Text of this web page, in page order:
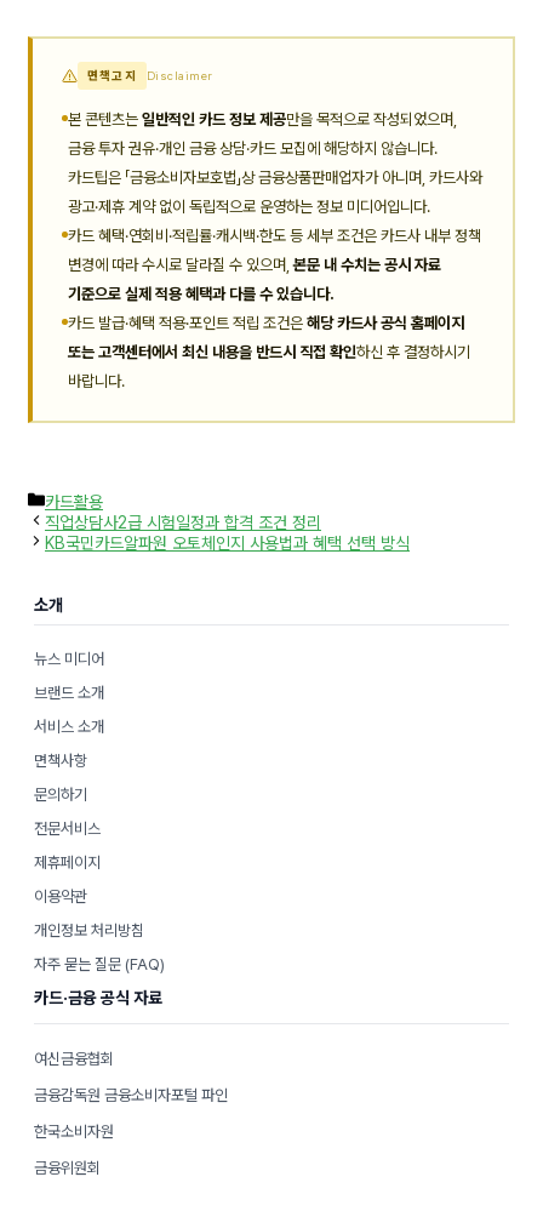
면책고지 Disclaimer
본 콘텐츠는 일반적인 카드 정보 제공만을 목적으로 작성되었으며,
금융 투자 권유·개인 금융 상담·카드 모집에 해당하지 않습니다.
카드팁은 「금융소비자보호법」상 금융상품판매업자가 아니며, 카드사와
광고·제휴 계약 없이 독립적으로 운영하는 정보 미디어입니다.
카드 혜택·연회비·적립률·캐시백·한도 등 세부 조건은 카드사 내부 정책
변경에 따라 수시로 달라질 수 있으며,본문 내 수치는 공시 자료
기준으로 실제 적용 혜택과 다를 수 있습니다.
카드 발급·혜택 적용·포인트 적립 조건은 해당 카드사 공식 홈페이지
또는 고객센터에서 최신 내용을 반드시 직접 확인하신 후 결정하시기
바랍니다.
카
테
고
리
카드활용
직업상담사2급 시험일정과 합격 조건 정리
KB국민카드알파원 오토체인지 사용법과 혜택 선택 방식
소개
뉴스 미디어
브랜드 소개
서비스 소개
면책사항
문의하기
전문서비스
제휴페이지
이용약관
개인정보 처리방침
자주 묻는 질문 (FAQ)
카드·금융 공식 자료
여신금융협회
금융감독원 금융소비자포털 파인
한국소비자원
금융위원회